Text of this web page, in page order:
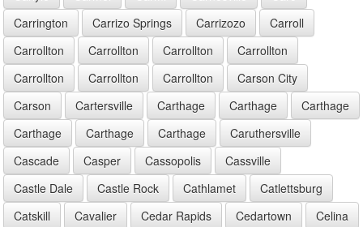
Carrington
Carrizo Springs Carrizozo
Carroll
Carrollton
Carrollton Carrollton
Carrollton
Carrollton
Carrollton Carrollton
Carson City
Carson
Cartersville Carthage Carthage
Carthage
Carthage
Carthage Carthage
Caruthersville
Cascade
Casper Cassopolis
Cassville
Castle Dale
Castle Rock Cathlamet
Catlettsburg
Catskill
Cavalier Cedar Rapids Cedartown
Celina